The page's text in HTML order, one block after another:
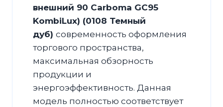
внешний 90 Carboma GC95
KombiLux) (0108 Темный
дуб) современность оформления
торгового пространства,
максимальная обзорность
продукции и
энергоэффективность. Данная
модель полностью соответствует